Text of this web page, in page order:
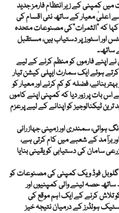
کمپنی کے زیر انتظام فارمز جدید
اعلیٰ معیار کے ساتھ نئی اقسام کی
کہ "الثمرات”کی مصنوعات متحدہ
اسٹورز پر دستیاب ہیں، مستقبل
ساتھ۔
اپنے فارموں کو منظم کرنے کے لیے
ہوئے ایک سمارٹ ایپلی کیشن تیار
بنانے، فضلہ کو کم کرنے اور معیار کو
بات پر زور دیا کہ کمپنی اپنے کاموں
ٹیکنالوجیز کو اپنانے کے لیے پرعزم
ہوائی، سمندری اور زمینی جہاز رانی
برآمد کے شعبے میں کام کرتی ہے،
کی دستیابی کو یقینی بنایا
گلوبل فوڈ ویک کمپنی کی مصنوعات کو
ساتھ حصہ لینے والی کمپنیوں اور
تلاش کرنے کے ایک اہم موقع کی
ہولڈرز کے درمیان نتیجہ خیز